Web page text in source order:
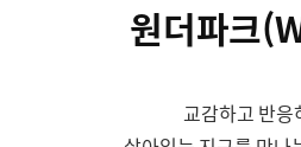
원더파크
교감하고 반응